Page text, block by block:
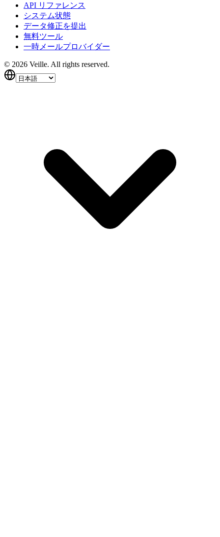
API リファレンス
システム状態
データ修正を提出
無料ツール
一時メールプロバイダー
© 2026 Veille. All rights reserved.